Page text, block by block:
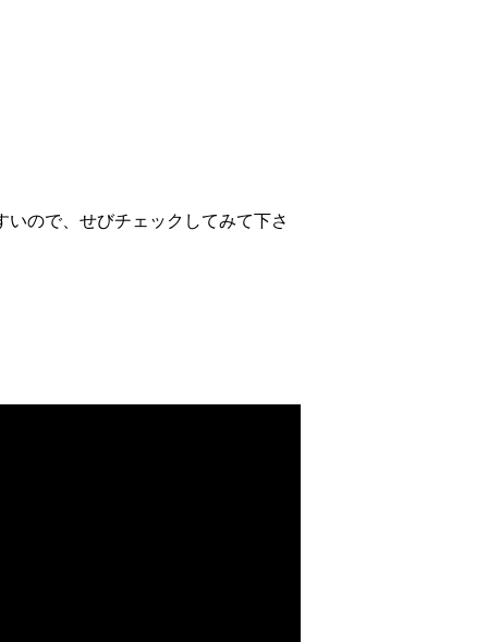
ので、せびチェックしてみて下さ